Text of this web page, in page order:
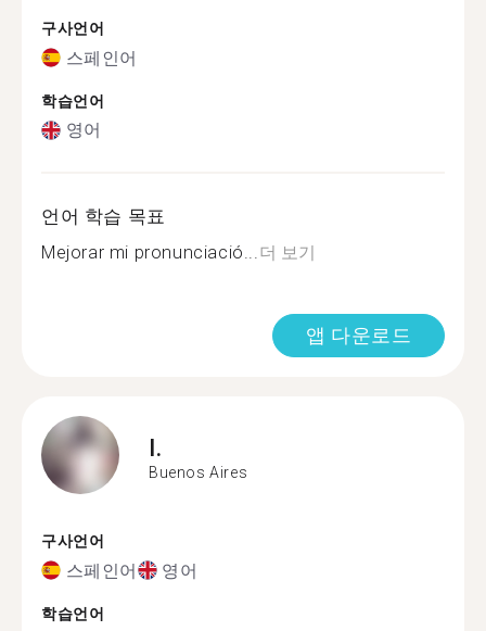
구사언어
스페인어
학습언어
영어
언어 학습 목표
Mejorar mi pronunciació...더 보기
앱 다운로드
I.
Buenos Aires
구사언어
스페인어 영어
학습언어